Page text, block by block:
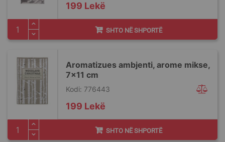
199 Lekë
SHTO NË SHPORTË
Aromatizues ambjenti, arome mikse,
7x11 cm
Kodi: 776443
199 Lekë
SHTO NË SHPORTË